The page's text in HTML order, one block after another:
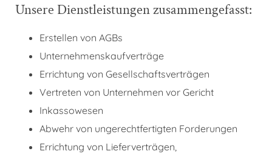
Unsere Dienstleistungen zusammengefasst:
Erstellen von AGBs
Unternehmenskaufverträge
Errichtung von Gesellschaftsverträgen
Vertreten von Unternehmen vor Gericht
Inkassowesen
Abwehr von ungerechtfertigten Forderungen
Errichtung von Lieferverträgen,